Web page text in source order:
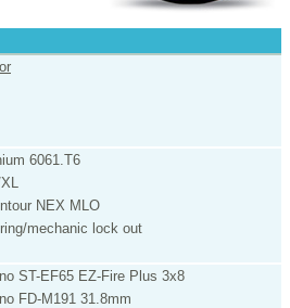
6061.T6
NEX MLO
mechanic lock out
ST-EF65 EZ-Fire Plus 3x8
FD-M191 31.8mm